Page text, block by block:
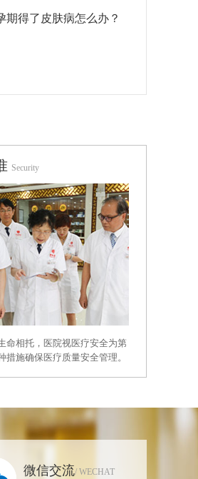
期得了皮肤病怎么办？
Security
命相托，医院视医疗安全为第
措施确保医疗质量安全管理。
微信交流/ WECHAT